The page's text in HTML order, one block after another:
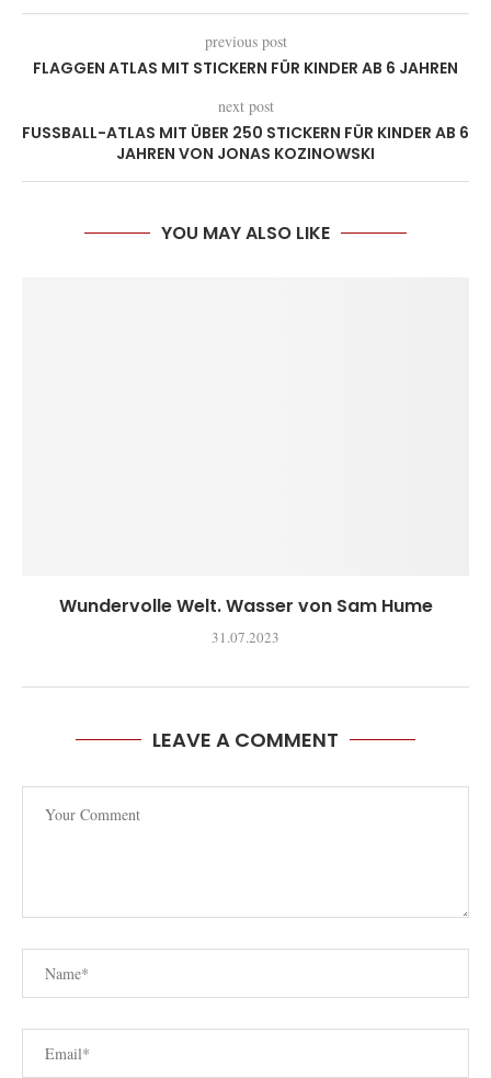
previous post
FLAGGEN ATLAS MIT STICKERN FÜR KINDER AB 6 JAHREN
next post
FUSSBALL-ATLAS MIT ÜBER 250 STICKERN FÜR KINDER AB 6 J
AHREN VON JONAS KOZINOWSKI
YOU MAY ALSO LIKE
Wundervolle Welt. Wasser von Sam Hume
31.07.2023
LEAVE A COMMENT